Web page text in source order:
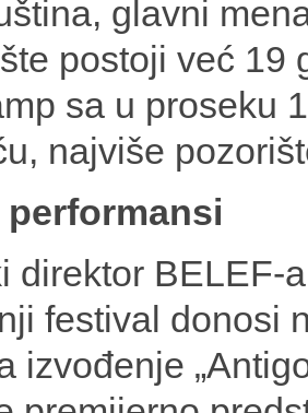
glavni
postoji već 19
sa u proseku
najviše
direktor BELEF-
festival donosi
izvođenje